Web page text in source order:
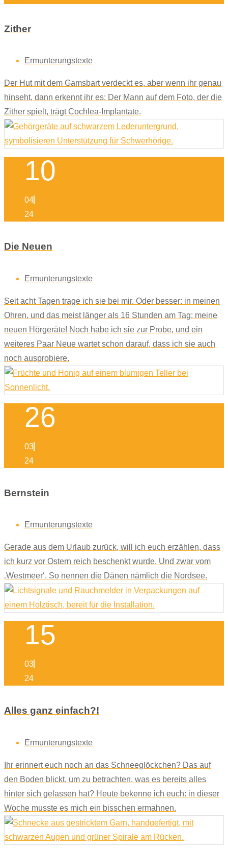
Zither
Ermunterungstexte
Der Hut mit dem Gamsbart verdeckt es, aber wenn ihr genau
hinseht, dann erkennt ihr es: Der Mann auf dem Foto, der die
Zither spielt, trägt Cochlea-Implantate.
10
04
24
Die Neuen
Ermunterungstexte
Seit acht Tagen trage ich sie bei mir. Oder besser: in meinen
Ohren, und das meist länger als 16 Stunden am Tag: meine
neuen Hörgeräte! Noch habe ich sie zur Probe, und ein
weiteres Paar Neue wartet schon darauf, dass ich sie auch
noch ausprobiere.
26
03
24
Bernstein
Ermunterungstexte
Gerade aus dem Urlaub zurück, will ich euch erzählen, dass
ich kurz vor Ostern reich beschenkt wurde. Und zwar vom
‚Westmeer‘. So nennen die Dänen nämlich die Nordsee.
15
03
24
Alles ganz einfach?!
Ermunterungstexte
Ihr erinnert euch noch an das Schneeglöckchen? Das auf
den Boden blickt, um zu betrachten, was es bereits alles
hinter sich gelassen hat? Heute bekenne ich euch: in dieser
Woche musste es mich ein bisschen ermahnen.